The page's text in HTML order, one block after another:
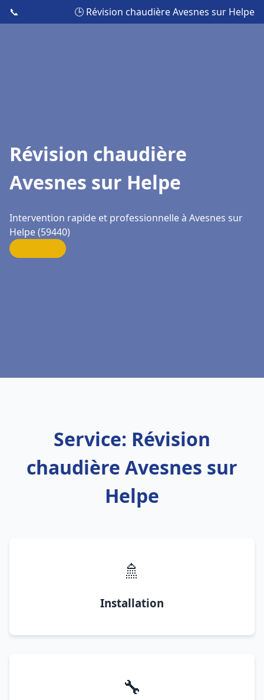
📞 🕒 Révision chaudière Avesnes sur Helpe
Révision chaudière
Avesnes sur Helpe
Intervention rapide et professionnelle à Avesnes sur
Helpe (59440)
Service: Révision
chaudière Avesnes sur
Helpe
🚿
Installation
🔧